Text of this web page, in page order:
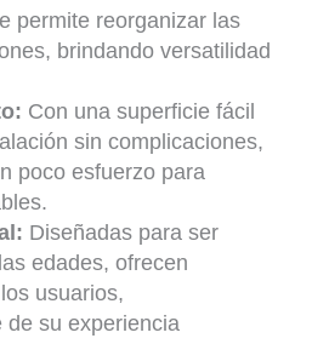
permite reorganizar las
brindando versatilidad
Con una superficie fácil
sin complicaciones,
poco esfuerzo para
Diseñadas para ser
edades, ofrecen
usuarios,
de su experiencia